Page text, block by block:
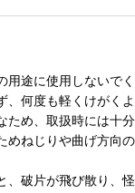
用途に使用しないでく
、何度も軽くけがく
ため、取扱時には十
めねじりや曲げ方向
、破片が飛び散り、